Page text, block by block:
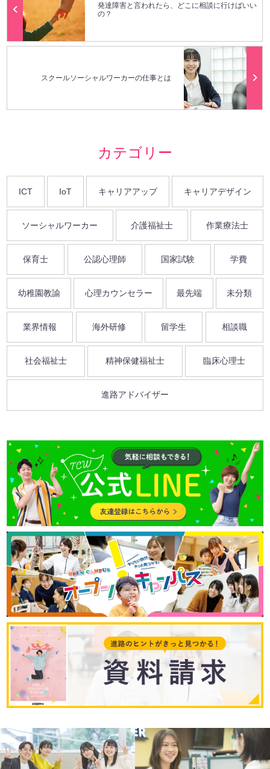
発達障害と言われたら、どこに相談に行けばいい
の？
スクールソーシャルワーカーの仕事とは
カテゴリー
ICT IoT キャリアアップ キャリアデザイン
ソーシャルワーカー 介護福祉士 作業療法士
保育士 公認心理師 国家試験 学費
幼稚園教諭 心理カウンセラー 最先端 未分類
業界情報 海外研修 留学生 相談職
社会福祉士 精神保健福祉士 臨床心理士
進路アドバイザー